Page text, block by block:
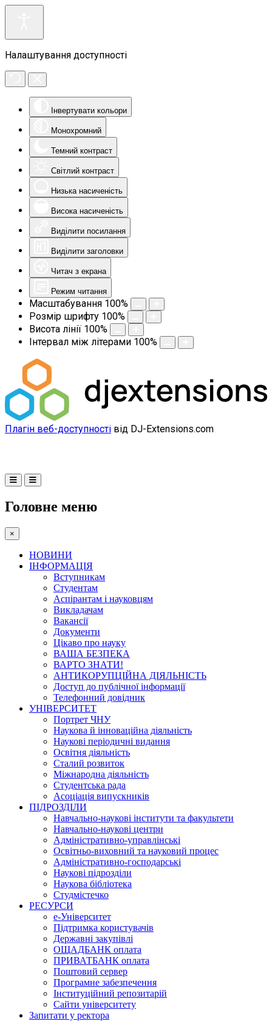
Налаштування доступності
Інвертувати кольори
Монохромний
Темний контраст
Світлий контраст
Низька насиченість
Висока насиченість
Виділити посилання
Виділити заголовки
Читач з екрана
Режим читання
Масштабування 100%
Розмір шрифту 100%
Висота лінії 100%
Інтервал між літерами 100%
Плагін веб-доступності від DJ-Extensions.com
Головне меню
×
НОВИНИ
ІНФОРМАЦІЯ
Вступникам
Студентам
Аспірантам і науковцям
Викладачам
Вакансії
Документи
Цікаво про науку
ВАША БЕЗПЕКА
ВАРТО ЗНАТИ!
АНТИКОРУПЦІЙНА ДІЯЛЬНІСТЬ
Доступ до публічної інформації
Телефонний довідник
УНІВЕРСИТЕТ
Портрет ЧНУ
Наукова й інноваційна діяльність
Наукові періодичні видання
Освітня діяльність
Сталий розвиток
Міжнародна діяльність
Студентська рада
Асоціація випускників
ПІДРОЗДІЛИ
Навчально-наукові інститути та факультети
Навчально-наукові центри
Адміністративно-управлінські
Освітньо-виховний та науковий процес
Адміністративно-господарські
Наукові підрозділи
Наукова бібліотека
Студмістечко
РЕСУРСИ
е-Університет
Підтримка користувачів
Державні закупівлі
ОЩАДБАНК оплата
ПРИВАТБАНК оплата
Поштовий сервер
Програмне забезпечення
Інституційний репозитарій
Сайти університету
Запитати у ректора